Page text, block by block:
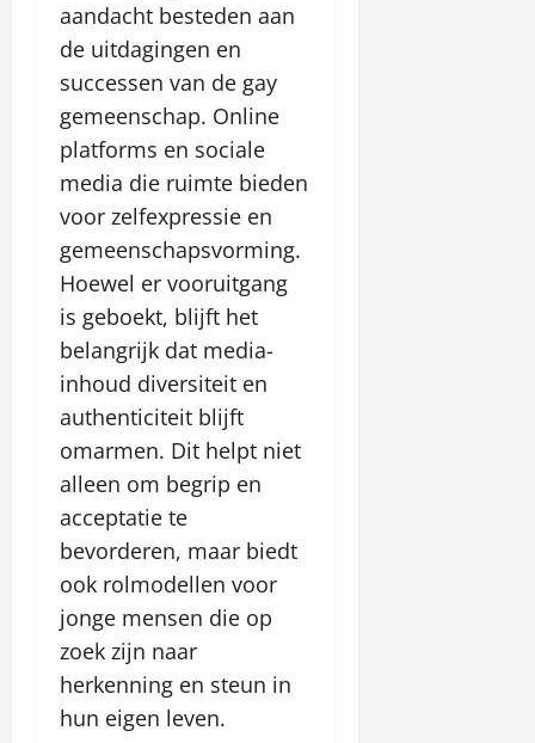
aandacht besteden aan
de uitdagingen en
successen van de gay
gemeenschap. Online
platforms en sociale
media die ruimte bieden
voor zelfexpressie en
gemeenschapsvorming.
Hoewel er vooruitgang
is geboekt, blijft het
belangrijk dat media-
inhoud diversiteit en
authenticiteit blijft
omarmen. Dit helpt niet
alleen om begrip en
acceptatie te
bevorderen, maar biedt
ook rolmodellen voor
jonge mensen die op
zoek zijn naar
herkenning en steun in
hun eigen leven.